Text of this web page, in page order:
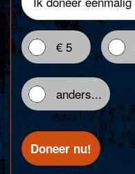
€ 5
anders...